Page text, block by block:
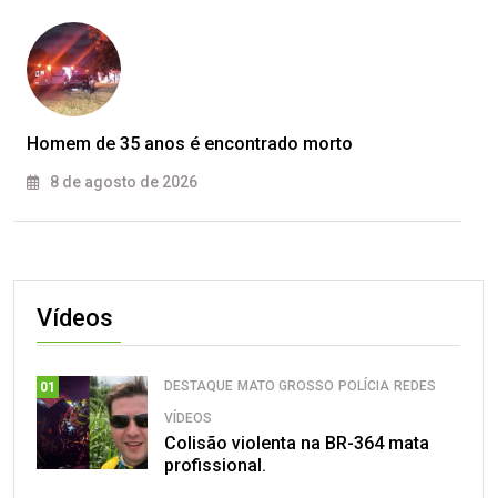
Homem de 35 anos é encontrado morto
8 de agosto de 2026
Vídeos
01 DESTAQUE MATO GROSSO POLÍCIA REDES
VÍDEOS
Colisão violenta na BR-364 mata
profissional.